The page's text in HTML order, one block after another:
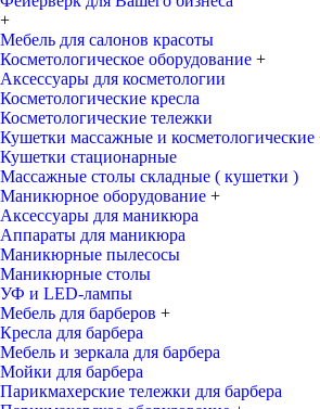
+
Мебель для салонов красоты
Косметологическое оборудование +
Аксессуары для косметологии
Косметологические кресла
Косметологические тележки
Кушетки массажные и косметологические
Кушетки стационарные
Массажные столы складные ( кушетки )
Маникюрное оборудование +
Аксессуары для маникюра
Аппараты для маникюра
Маникюрные пылесосы
Маникюрные столы
УФ и LED-лампы
Мебель для барберов +
Кресла для барбера
Мебель и зеркала для барбера
Мойки для барбера
Парикмахерские тележки для барбера